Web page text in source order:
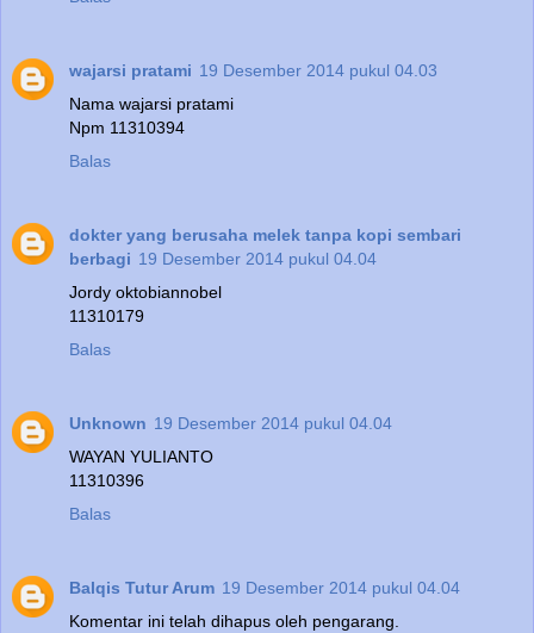
wajarsi pratami 19 Desember 2014 pukul 04.03
Nama wajarsi pratami
Npm 11310394
Balas
dokter yang berusaha melek tanpa kopi sembari
berbagi 19 Desember 2014 pukul 04.04
Jordy oktobiannobel
11310179
Balas
Unknown 19 Desember 2014 pukul 04.04
WAYAN YULIANTO
11310396
Balas
Balqis Tutur Arum 19 Desember 2014 pukul 04.04
Komentar ini telah dihapus oleh pengarang.